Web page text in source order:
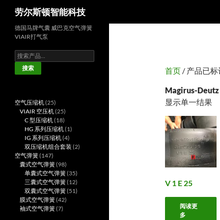
劳尔斯顿智能科技
首页 / 产品已标
Magirus-Deutz
显示单一结果
V 1 E 25
阅读更
多
德国马牌气囊 威巴克空气弹簧
VIAIR打气泵
搜
索：
搜索
空气压缩机 2525
个
产
品
VIAIR 空压机 2525
个
产
品
C 型压缩机 1818
个
产
品
HG 系列压缩机 11
产
IG 系列压缩机 44
个
双压缩机组合套装 22
空气弹簧 147147
个
产
品
囊式空气弹簧 9898
个
产
品
单囊式空气弹簧 3535
个
产
三囊式空气弹簧 1212
个
双囊式空气弹簧 5151
膜式空气弹簧 4242
袖式空气弹簧 77